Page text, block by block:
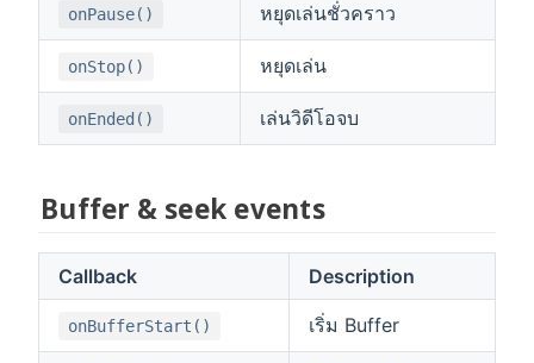
onPause() หยุดเล่นชั่วคราว
onStop() หยุดเล่น
onEnded() เล่นวิดีโอจบ
Buffer & seek events
Callback Description
onBufferStart() เริ่ม Buffer